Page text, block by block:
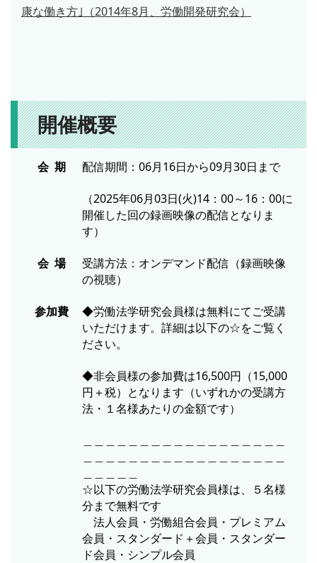
康な働き方｣（2014年8月、労働開発研究会）
開催概要
会 期 配信期間：06月16日から09月30日まで
（2025年06月03日(火)14：00～16：00に
開催した回の録画映像の配信となりま
す）
会 場
受講方法：オンデマンド配信（録画映像
の視聴）
参加費
◆労働法学研究会員様は無料にてご受講
いただけます。詳細は以下の☆をご覧く
ださい。
◆非会員様の参加費は16,500円（15,000
円＋税）となります（いずれかの受講方
法・１名様あたりの金額です）
☆以下の労働法学研究会員様は、５名様
分まで無料です
法人会員・労働組合会員・プレミアム
会員・スタンダード＋会員・スタンダー
ド会員・シンプル会員